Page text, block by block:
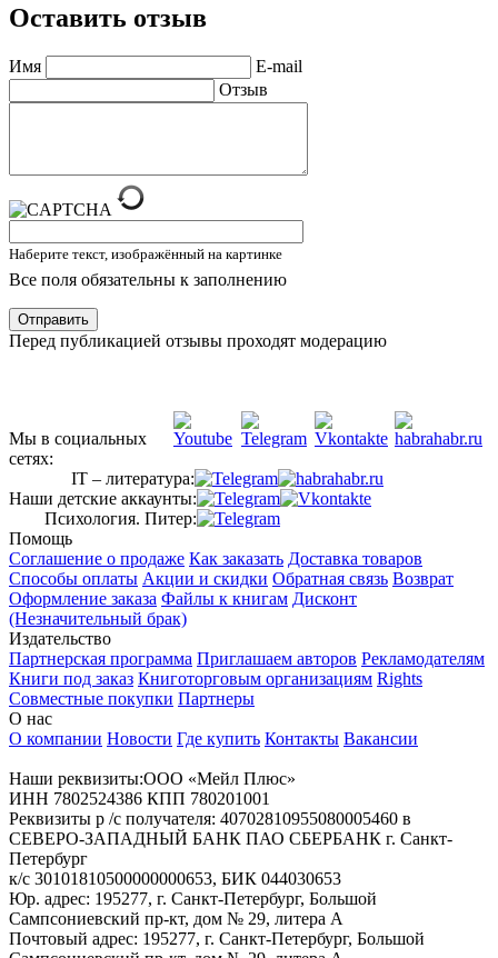
Оставить отзыв
Имя
E-mail
Отзыв
Наберите текст, изображённый на картинке
Все поля обязательны к заполнению
Отправить
Перед публикацией отзывы проходят модерацию
Мы в социальных
сетях:
IT – литература:
Наши детские аккаунты:
Психология. Питер:
Помощь
Соглашение о продаже Как заказать Доставка товаров
Способы оплаты Акции и скидки Обратная связь Возврат
Оформление заказа Файлы к книгам Дисконт
(Незначительный брак)
Издательство
Партнерская программа Приглашаем авторов Рекламодателям
Книги под заказ Книготорговым организациям Rights
Совместные покупки Партнеры
О нас
О компании Новости Где купить Контакты Вакансии
Наши реквизиты:ООО «Мейл Плюс»
ИНН 7802524386 КПП 780201001
Реквизиты р /с получателя: 40702810955080005460 в
СЕВЕРО-ЗАПАДНЫЙ БАНК ПАО СБЕРБАНК г. Санкт-
Петербург
к/с 30101810500000000653, БИК 044030653
Юр. адрес: 195277, г. Санкт-Петербург, Большой
Сампсониевский пр-кт, дом № 29, литера А
Почтовый адрес: 195277, г. Санкт-Петербург, Большой